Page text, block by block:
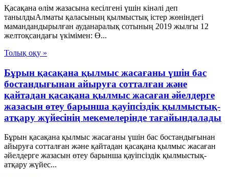
Қасақана өлім жазасына кесілгені үшін кінәлі деп
танылдыАлматы қаласының қылмыстық істер жөніндегі
мамандандырылған ауданаралық сотының 2019 жылғы 12
желтоқсандағы үкімімен: Ө...
Толық оқу »
Бұрын қасақана қылмыс жасағаны үшін бас
бостандығынан айыруға сотталған және
қайтадан қасақана қылмыс жасаған әйелдерге
жазасын өтеу барынша қауіпсіздік қылмыстық-
атқару жүйесінің мекемелерінде тағайындалады
Бұрын қасақана қылмыс жасағаны үшін бас бостандығынан
айыруға сотталған және қайтадан қасақана қылмыс жасаған
әйелдерге жазасын өтеу барынша қауіпсіздік қылмыстық-
атқару жүйес...